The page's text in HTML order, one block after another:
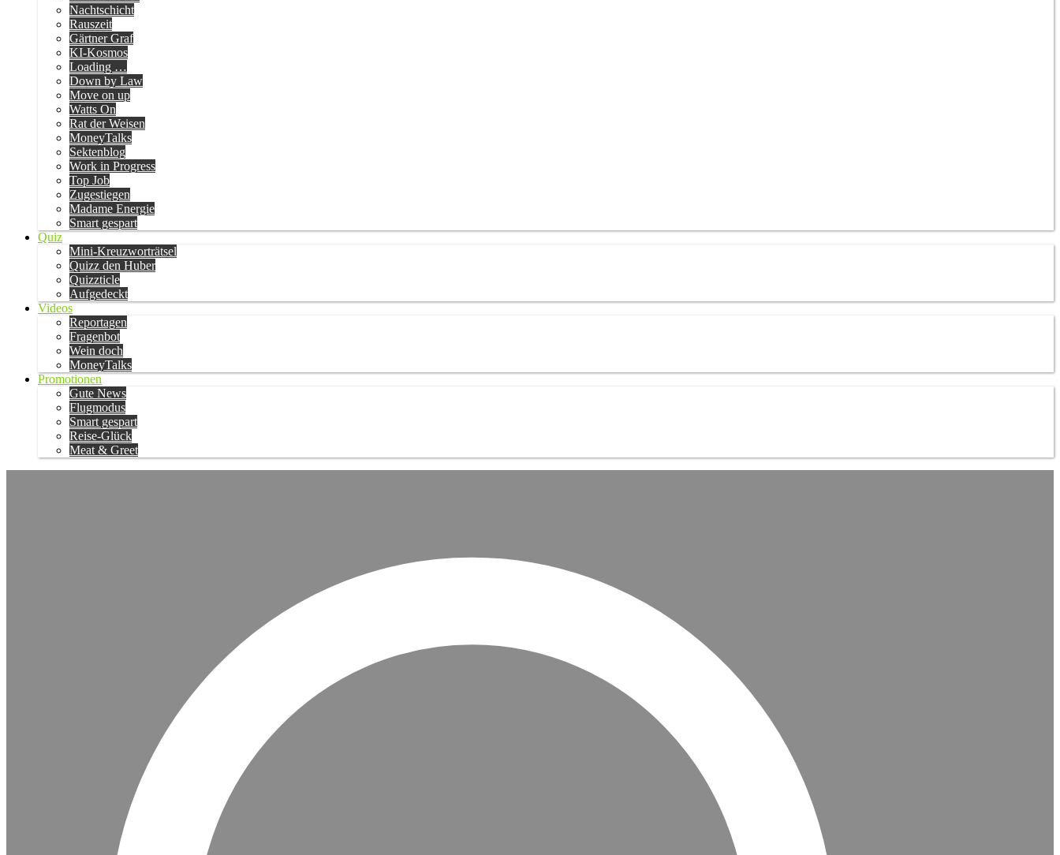
Nachtschicht
Rauszeit
Gärtner Graf
KI-Kosmos
Loading …
Down by Law
Move on up
Watts On
Rat der Weisen
MoneyTalks
Sektenblog
Work in Progress
Top Job
Zugestiegen
Madame Energie
Smart gespart
Quiz
Mini-Kreuzworträtsel
Quizz den Huber
Quizzticle
Aufgedeckt
Videos
Reportagen
Fragenbot
Wein doch
MoneyTalks
Promotionen
Gute News
Flugmodus
Smart gespart
Reise-Glück
Meat & Greet